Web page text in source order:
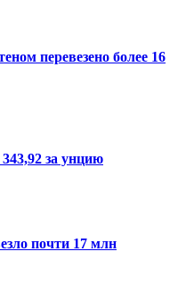
перевезено более 16
за унцию
почти 17 млн